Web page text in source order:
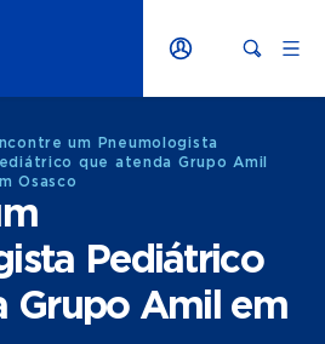
um Pneumologista
que atenda Grupo Amil
Osasco
Pediátrico
Grupo Amil em